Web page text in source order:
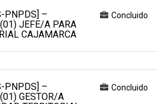
PNPDS] –
JEFE/A PARA
CAJAMARCA
Concluido
PNPDS] –
GESTOR/A
Concluido